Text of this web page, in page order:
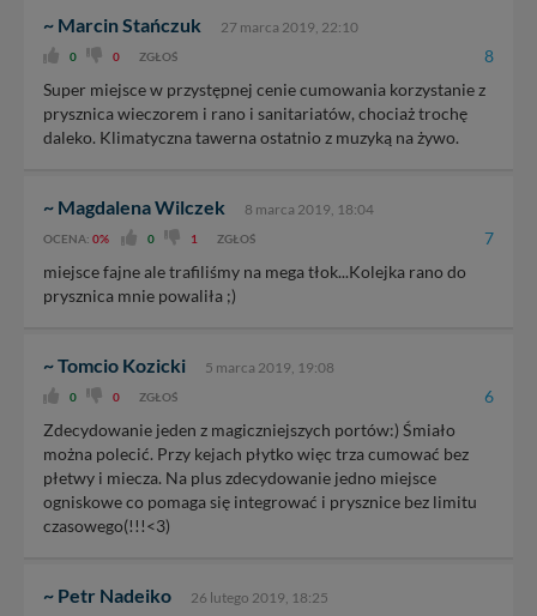
~ Marcin Stańczuk 27 marca 2019, 22:10
0 0 ZGŁOŚ 8
Super miejsce w przystępnej cenie cumowania korzystanie z
prysznica wieczorem i rano i sanitariatów, chociaż trochę
daleko. Klimatyczna tawerna ostatnio z muzyką na żywo.
~ Magdalena Wilczek 8 marca 2019, 18:04
OCENA: 0% 0 1 ZGŁOŚ 7
miejsce fajne ale trafiliśmy na mega tłok...Kolejka rano do
prysznica mnie powaliła ;)
~ Tomcio Kozicki 5 marca 2019, 19:08
0 0 ZGŁOŚ 6
Zdecydowanie jeden z magiczniejszych portów:) Śmiało
można polecić. Przy kejach płytko więc trza cumować bez
płetwy i miecza. Na plus zdecydowanie jedno miejsce
ogniskowe co pomaga się integrować i prysznice bez limitu
czasowego(!!!<3)
~ Petr Nadeiko 26 lutego 2019, 18:25